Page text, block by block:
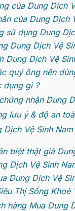
của Dung Dịch
của Dung Dịch
dụng Dung
Dung Dịch Vệ
Dung Dịch Vệ
quý ông nên
dụng gì ?
nhận Dung
lưu ý & độ an
Vệ Sinh
biệt thật giả
Dịch Vệ Sinh
Dung Dịch Vệ
Thị Sống Khoẻ
hàng Mua Dung